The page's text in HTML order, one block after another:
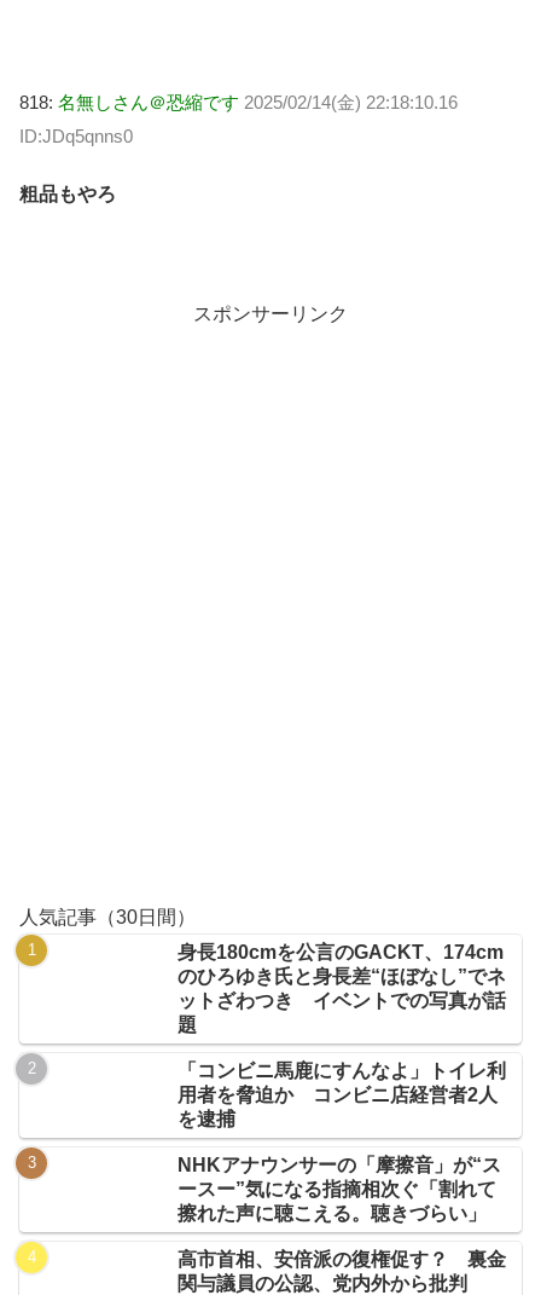
818: 名無しさん＠恐縮です 2025/02/14(金) 22:18:10.16
ID:JDq5qnns0
粗品もやろ
スポンサーリンク
人気記事（30日間）
身長180cmを公言のGACKT、174cm
のひろゆき氏と身長差“ほぼなし”でネ
ットざわつき イベントでの写真が話
題
「コンビニ馬鹿にすんなよ」トイレ利
用者を脅迫か コンビニ店経営者2人
を逮捕
NHKアナウンサーの「摩擦音」が“ス
ースー”気になる指摘相次ぐ「割れて
擦れた声に聴こえる。聴きづらい」
高市首相、安倍派の復権促す？ 裏金
関与議員の公認、党内外から批判